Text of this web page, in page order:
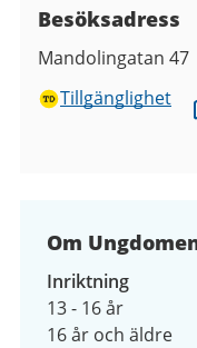
Besöksadress
Mandolingatan 47
Tillgänglighet
Om
Inriktning
13 - 16 år
16 år och äldre